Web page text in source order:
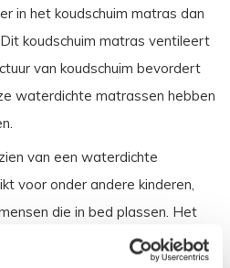
in het koudschuim matras dan
koudschuim matras ventileert
van koudschuim bevordert
waterdichte matrassen hebben
van een waterdichte
voor onder andere kinderen,
die in bed plassen. Het
de waterdichte tijk, en is ook